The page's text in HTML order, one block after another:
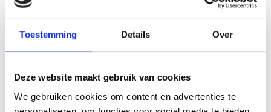
Toestemming Details Over
Deze website maakt gebruik van cookies
We gebruiken cookies om content en advertenties te